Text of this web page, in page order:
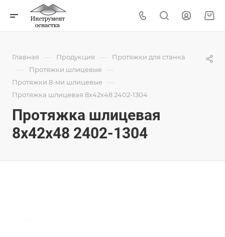
Главная — Продукция — Протяжки для станка
— Протяжки шлицевые —
Протяжки 8-ми шлицевые —
Протяжка шлицевая 8x42x48 2402-1304
Протяжка шлицевая
8x42x48 2402-1304